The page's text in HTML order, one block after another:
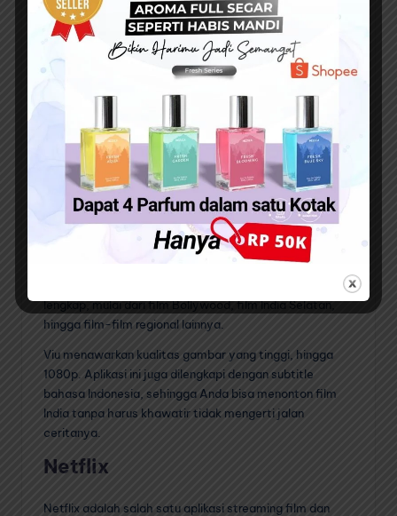
Bollywood yang cukup banyak, serta film-film India
Selatan.
iQIYI menawarkan kualitas gambar yang tinggi, hingga
1080p. Aplikasi ini juga dilengkapi dengan subtitle
bahasa Indonesia, sehingga Anda bisa menonton film
India tanpa harus khawatir tidak mengerti jalan
ceritanya.
Baca Juga :
7 Aplikasi Nonton Drama China Sub
Indo Paling Populer
Viu
Viu adalah aplikasi streaming film dan serial asal
lengkap, mulai dari film Bollywood, film India Selatan,
hingga film-film regional lainnya.
Viu menawarkan kualitas gambar yang tinggi, hingga
1080p. Aplikasi ini juga dilengkapi dengan subtitle
bahasa Indonesia, sehingga Anda bisa menonton film
India tanpa harus khawatir tidak mengerti jalan
ceritanya.
Netflix
Netflix adalah salah satu aplikasi streaming film dan